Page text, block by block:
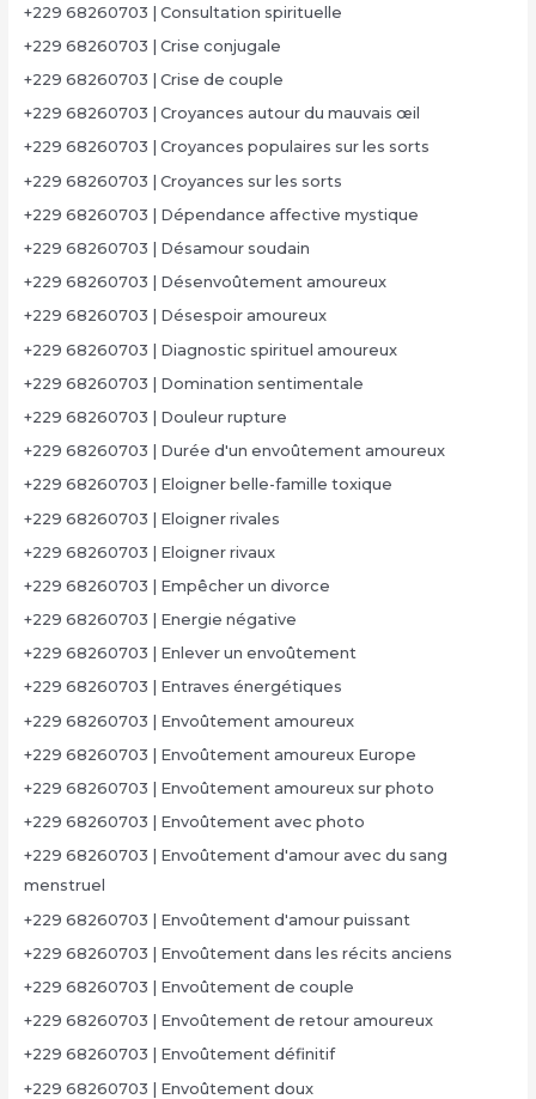
+229 68260703 | Consultation spirituelle
+229 68260703 | Crise conjugale
+229 68260703 | Crise de couple
+229 68260703 | Croyances autour du mauvais œil
+229 68260703 | Croyances populaires sur les sorts
+229 68260703 | Croyances sur les sorts
+229 68260703 | Dépendance affective mystique
+229 68260703 | Désamour soudain
+229 68260703 | Désenvoûtement amoureux
+229 68260703 | Désespoir amoureux
+229 68260703 | Diagnostic spirituel amoureux
+229 68260703 | Domination sentimentale
+229 68260703 | Douleur rupture
+229 68260703 | Durée d'un envoûtement amoureux
+229 68260703 | Eloigner belle-famille toxique
+229 68260703 | Eloigner rivales
+229 68260703 | Eloigner rivaux
+229 68260703 | Empêcher un divorce
+229 68260703 | Energie négative
+229 68260703 | Enlever un envoûtement
+229 68260703 | Entraves énergétiques
+229 68260703 | Envoûtement amoureux
+229 68260703 | Envoûtement amoureux Europe
+229 68260703 | Envoûtement amoureux sur photo
+229 68260703 | Envoûtement avec photo
+229 68260703 | Envoûtement d'amour avec du sang
menstruel
+229 68260703 | Envoûtement d'amour puissant
+229 68260703 | Envoûtement dans les récits anciens
+229 68260703 | Envoûtement de couple
+229 68260703 | Envoûtement de retour amoureux
+229 68260703 | Envoûtement définitif
+229 68260703 | Envoûtement doux